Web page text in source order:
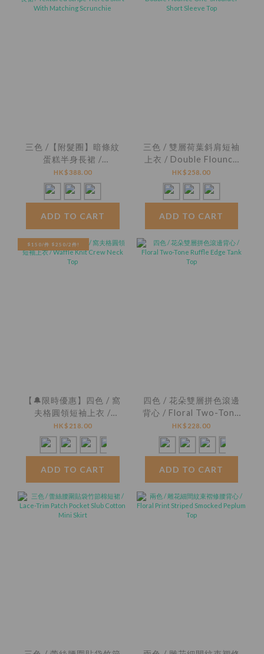
三色 /【附髮圈】暗條紋
蛋糕半身長裙 /
Textured Stripe Tiered
Skirt With Matching
Scrunchie
HK$388.00
ADD TO CART
三色 / 雙層荷葉斜肩短袖
上衣 / Double Flounce
One-Shoulder Short
Sleeve Top
HK$258.00
ADD TO CART
$150/件 $250/2件!
【🔔限時優惠】四色 / 窩
夫格圓領短袖上衣 /
Waffle Knit Crew Neck
Top
HK$218.00
ADD TO CART
四色 / 花朵雙層拼色滾邊
背心 / Floral Two-Tone
Ruffle Edge Tank Top
HK$228.00
ADD TO CART